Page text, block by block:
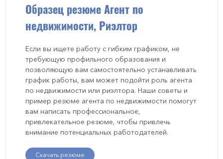
Образец резюме Агент по
недвижимости, Риэлтор
Если вы ищете работу с гибким графиком, не
требующую профильного образования и
позволяющую вам самостоятельно устанавливать
график работы, вам может подойти роль агента
по недвижимости или риэлтора. Наши советы и
пример резюме агента по недвижимости помогут
вам написать профессиональное,
привлекательное резюме, чтобы привлечь
внимание потенциальных работодателей.
Скачать резюме